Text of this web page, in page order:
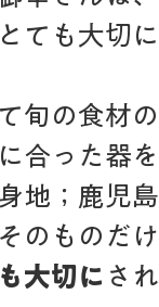
ても大切
旬の食材
合った器
地；鹿児
のものだけ
大切に さ